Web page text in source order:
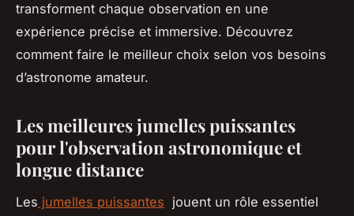
transforment chaque observation en une
expérience précise et immersive. Découvrez
comment faire le meilleur choix selon vos besoins
d’astronome amateur.
Les meilleures jumelles puissantes
pour l'observation astronomique et
longue distance
Les jumelles puissantes jouent un rôle essentiel